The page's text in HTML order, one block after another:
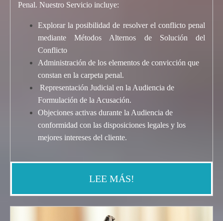
Penal. Nuestro Servicio incluye:
Explorar la posibilidad de resolver el conflicto penal
mediante Métodos Alternos de Solución del
Conflicto
Administración de los elementos de convicción que
constan en la carpeta penal.
Representación Judicial en la Audiencia de
Formulación de la Acusación.
Objeciones activas durante la Audiencia de
conformidad con las disposiciones legales y los
mejores intereses del cliente.
LEE MÁS!